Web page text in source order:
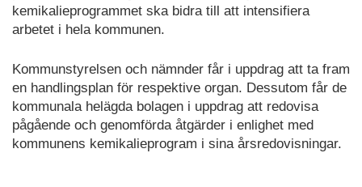
kemikalieprogrammet ska bidra till att intensifiera
arbetet i hela kommunen.
Kommunstyrelsen och nämnder får i uppdrag att ta fram
en handlingsplan för respektive organ. Dessutom får de
kommunala helägda bolagen i uppdrag att redovisa
pågående och genomförda åtgärder i enlighet med
kommunens kemikalieprogram i sina årsredovisningar.